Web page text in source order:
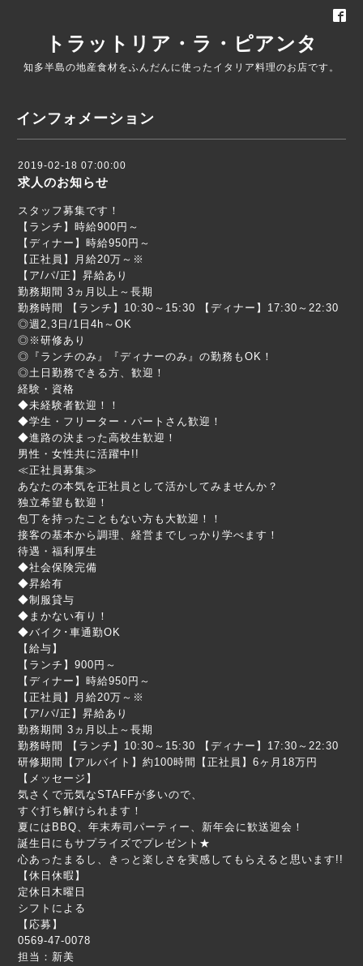
トラットリア・ラ・ピアンタ
知多半島の地産食材をふんだんに使ったイタリア料理のお店です。
インフォメーション
2019-02-18 07:00:00
求人のお知らせ
スタッフ募集です！
【ランチ】時給900円～
【ディナー】時給950円～
【正社員】月給20万～※
【ア/パ/正】昇給あり
勤務期間 3ヵ月以上～長期
勤務時間 【ランチ】10:30～15:30 【ディナー】17:30～22:30
◎週2,3日/1日4h～OK
◎※研修あり
◎『ランチのみ』『ディナーのみ』の勤務もOK！
◎土日勤務できる方、歓迎！
経験・資格
◆未経験者歓迎！！
◆学生・フリーター・パートさん歓迎！
◆進路の決まった高校生歓迎！
男性・女性共に活躍中!!
≪正社員募集≫
あなたの本気を正社員として活かしてみませんか？
独立希望も歓迎！
包丁を持ったこともない方も大歓迎！！
接客の基本から調理、経営までしっかり学べます！
待遇・福利厚生
◆社会保険完備
◆昇給有
◆制服貸与
◆まかない有り！
◆バイク･車通勤OK
【給与】
【ランチ】900円～
【ディナー】時給950円～
【正社員】月給20万～※
【ア/パ/正】昇給あり
勤務期間 3ヵ月以上～長期
勤務時間 【ランチ】10:30～15:30 【ディナー】17:30～22:30
研修期間【アルバイト】約100時間【正社員】6ヶ月18万円
【メッセージ】
気さくで元気なSTAFFが多いので、
すぐ打ち解けられます！
夏にはBBQ、年末寿司パーティー、新年会に歓送迎会！
誕生日にもサプライズでプレゼント★
心あったまるし、きっと楽しさを実感してもらえると思います!!
【休日休暇】
定休日木曜日
シフトによる
【応募】
0569-47-0078
担当：新美